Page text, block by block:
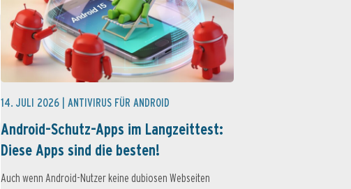
14. JULI 2026 | ANTIVIRUS FÜR ANDROID
Android-Schutz-Apps im Langzeittest:
Diese Apps sind die besten!
Auch wenn Android-Nutzer keine dubiosen Webseiten